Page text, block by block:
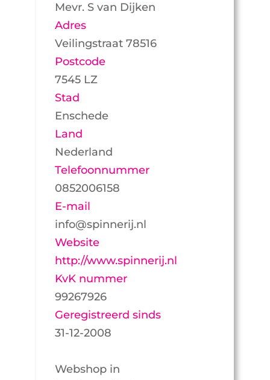
Mevr. S van Dijken
Adres
Veilingstraat 78516
Postcode
7545 LZ
Stad
Enschede
Land
Nederland
Telefoonnummer
0852006158
E-mail
info@spinnerij.nl
Website
http://www.spinnerij.nl
KvK nummer
99267926
Geregistreerd sinds
31-12-2008
Webshop in